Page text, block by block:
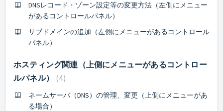
DNSレコード・ゾーン設定等の変更方法（左側にメニュー
があるコントロールパネル）
サブドメインの追加（左側にメニューがあるコントロール
パネル）
ホスティング関連（上側にメニューがあるコントロー
ルパネル）
4
ネームサーバ（DNS）の管理、変更（上側にメニューがあ
る場合）